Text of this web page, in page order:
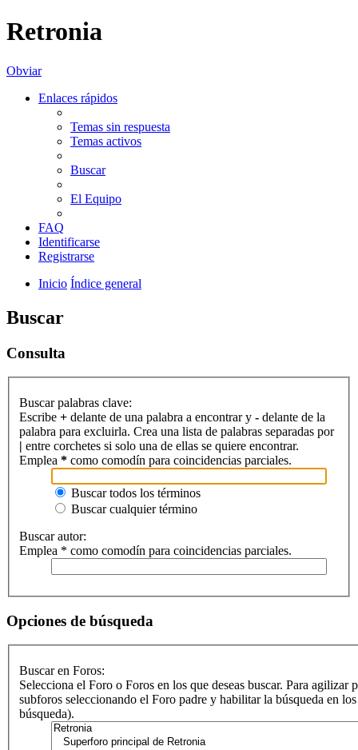
Retronia
Obviar
Enlaces rápidos
Temas sin respuesta
Temas activos
Buscar
El Equipo
FAQ
Identificarse
Registrarse
Inicio Índice general
Buscar
Consulta
Buscar palabras clave:
Escribe + delante de una palabra a encontrar y - delante de la
palabra para excluirla. Crea una lista de palabras separadas por
| entre corchetes si solo una de ellas se quiere encontrar.
Emplea * como comodín para coincidencias parciales.
Buscar todos los términos
Buscar cualquier término
Buscar autor:
Emplea * como comodín para coincidencias parciales.
Opciones de búsqueda
Buscar en Foros:
Selecciona el Foro o Foros en los que deseas buscar. Para agilizar
subforos seleccionando el Foro padre y habilitar la búsqueda en
búsqueda).